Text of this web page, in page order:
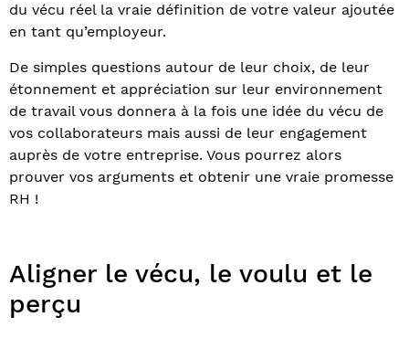
du vécu réel la vraie définition de votre valeur ajoutée
en tant qu’employeur.
De simples questions autour de leur choix, de leur
étonnement et appréciation sur leur environnement
de travail vous donnera à la fois une idée du vécu de
vos collaborateurs mais aussi de leur engagement
auprès de votre entreprise. Vous pourrez alors
prouver vos arguments et obtenir une vraie promesse
RH !
Aligner le vécu, le voulu et le
perçu